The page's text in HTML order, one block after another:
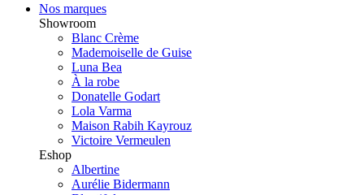
Nos marques
Showroom
Blanc Crème
Mademoiselle de Guise
Luna Bea
À la robe
Donatelle Godart
Lola Varma
Maison Rabih Kayrouz
Victoire Vermeulen
Eshop
Albertine
Aurélie Bidermann